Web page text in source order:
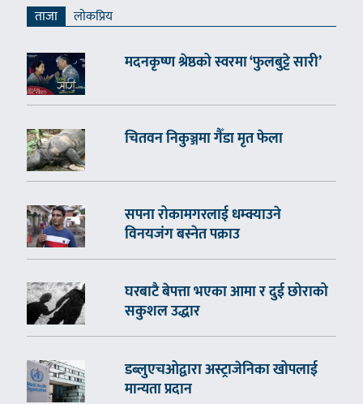
ताजा लाेकप्रिय
मदनकृष्ण श्रेष्ठको स्वरमा ‘फुलबुट्टे सारी’
चितवन निकुञ्जमा गैँडा मृत फेला
सपना रोकामगरलाई धम्क्याउने
विनयजंग बस्नेत पक्राउ
घरबाटै बेपत्ता भएका आमा र दुई छोराको
सकुशल उद्धार
डब्लुएचओद्वारा अस्ट्राजेनिका खोपलाई
मान्यता प्रदान